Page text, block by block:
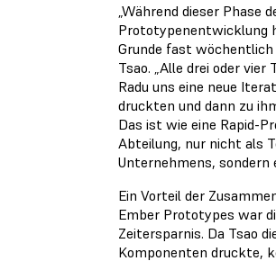
„Während dieser Phase
Prototypenentwicklung
Grunde fast wöchentlich
Tsao. „Alle drei oder vier
Radu uns eine neue
druckten und dann zu
Das ist wie eine Rapid-
Abteilung, nur nicht als
Unternehmens, sondern
Ein Vorteil der
Ember Prototypes war
Zeitersparnis. Da Tsao
Komponenten druckte,